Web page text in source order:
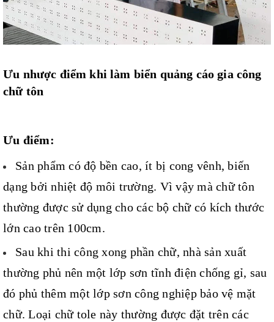
Ưu nhược điểm khi làm biển quảng cáo gia công
chữ tôn
Ưu điểm:
Sản phẩm có độ bền cao, ít bị cong vênh, biến
dạng bởi nhiệt độ môi trường. Vì vậy mà chữ tôn
thường được sử dụng cho các bộ chữ có kích thước
lớn cao trên 100cm.
Sau khi thi công xong phần chữ, nhà sản xuất
thường phủ nên một lớp sơn tĩnh điện chống gỉ, sau
đó phủ thêm một lớp sơn công nghiệp bảo vệ mặt
chữ. Loại chữ tole này thường được đặt trên các